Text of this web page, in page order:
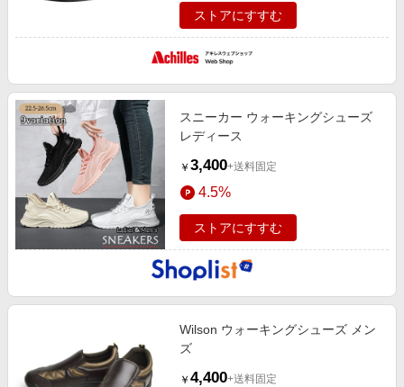
ストアにすすむ
スニーカー ウォーキングシューズ
レディース
￥ 3,400+送料固定
4.5%
ストアにすすむ
Wilson ウォーキングシューズ メン
ズ
￥ 4,400+送料固定